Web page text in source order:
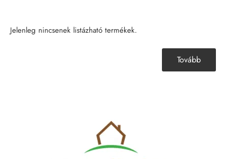
Jelenleg nincsenek listázható termékek.
Tovább